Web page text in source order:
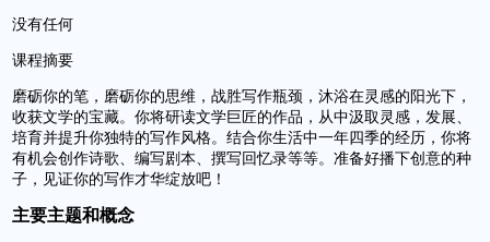
没有任何
课程摘要
磨砺你的笔，磨砺你的思维，战胜写作瓶颈，沐浴在灵感的阳光下，
收获文学的宝藏。你将研读文学巨匠的作品，从中汲取灵感，发展、
培育并提升你独特的写作风格。结合你生活中一年四季的经历，你将
有机会创作诗歌、编写剧本、撰写回忆录等等。准备好播下创意的种
子，见证你的写作才华绽放吧！
主要主题和概念